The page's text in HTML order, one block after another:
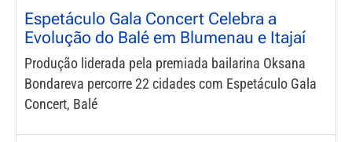
Espetáculo Gala Concert Celebra a
Evolução do Balé em Blumenau e Itajaí
Produção liderada pela premiada bailarina Oksana
Bondareva percorre 22 cidades com Espetáculo Gala
Concert, Balé